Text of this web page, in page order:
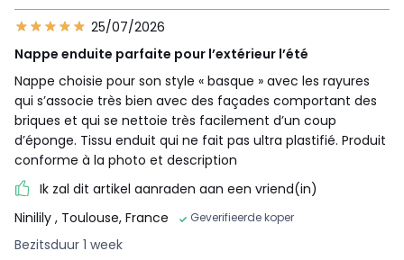
25/07/2026
Nappe enduite parfaite pour l’extérieur l’été
Nappe choisie pour son style « basque » avec les rayures
qui s’associe très bien avec des façades comportant des
briques et qui se nettoie très facilement d’un coup
d’éponge. Tissu enduit qui ne fait pas ultra plastifié. Produit
conforme à la photo et description
Ik zal dit artikel aanraden aan een vriend(in)
Ninilily , Toulouse, France Geverifieerde koper
Bezitsduur 1 week